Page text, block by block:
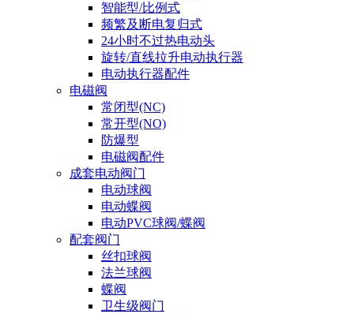
智能型/比例式
频繁及断电复归式
24小时不过热电动头
旋转/直线拉升电动执行器
电动执行器配件
电磁阀
常闭型(NC)
常开型(NO)
防爆型
电磁阀配件
成套电动阀门
电动球阀
电动蝶阀
电动PVC球阀/蝶阀
配套阀门
丝扣球阀
法兰球阀
蝶阀
卫生级阀门